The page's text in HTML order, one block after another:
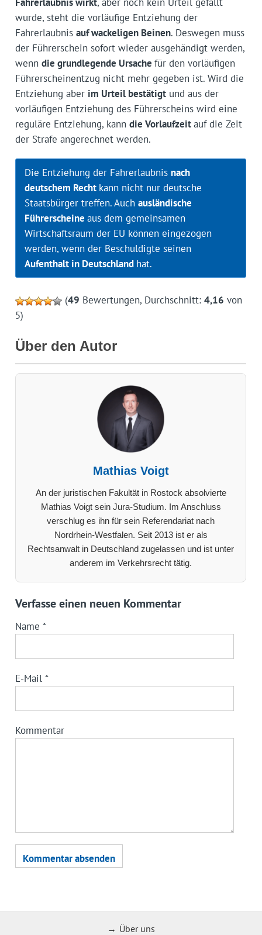
wurde, steht die vorläufige Entziehung der
Fahrerlaubnis auf wackeligen Beinen. Deswegen muss
der Führerschein sofort wieder ausgehändigt werden,
wenn die grundlegende Ursache für den vorläufigen
Führerscheinentzug nicht mehr gegeben ist. Wird die
Entziehung aber im Urteil bestätigtund aus der
vorläufigen Entziehung des Führerscheins wird eine
reguläre Entziehung, kann die Vorlaufzeitauf die Zeit
der Strafe angerechnet werden.
Die Entziehung der Fahrerlaubnis nach
deutschem Recht kann nicht nur deutsche
Staatsbürger treffen. Auch ausländische
Führerscheine aus dem gemeinsamen
Wirtschaftsraum der EU können eingezogen
werden, wenn der Beschuldigte seinen
Aufenthalt in Deutschland hat.
(49 Bewertungen, Durchschnitt: 4,16 von
5)
Über den Autor
Mathias Voigt
An der juristischen Fakultät in Rostock absolvierte
Mathias Voigt sein Jura-Studium. Im Anschluss
verschlug es ihn für sein Referendariat nach
Nordrhein-Westfalen. Seit 2013 ist er als
Rechtsanwalt in Deutschland zugelassen und ist unter
anderem im Verkehrsrecht tätig.
Verfasse einen neuen Kommentar
Name *
E-Mail *
Kommentar
Über uns